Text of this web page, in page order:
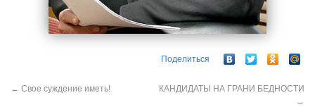
Поделиться
← Свое суждение иметь!
КАНДИДАТЫ НА ГРАНИ БЕДНОСТИ
→